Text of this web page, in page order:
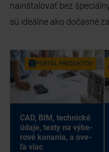
nainštalovať bez
sú ideálne ako dočasné
POR­TÁL PRO­DUK­TOV
CAD, BIM, tech­nic­ké
úda­je, tex­ty na vý­be­
ro­vé ko­na­nia, a ove­
ľa viac